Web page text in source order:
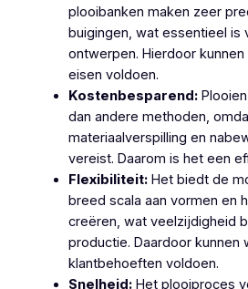
plooibanken maken zeer
buigingen, wat essentieel is
ontwerpen. Hierdoor
eisen voldoen.
Kostenbesparend:
dan andere methoden,
materiaalverspilling en
vereist. Daarom is het een
Flexibiliteit:Het biedt de
breed scala aan vormen en
creëren, wat veelzijdigheid
productie. Daardoor kunnen
klantbehoeften voldoen.
Snelheid:Het plooiproces